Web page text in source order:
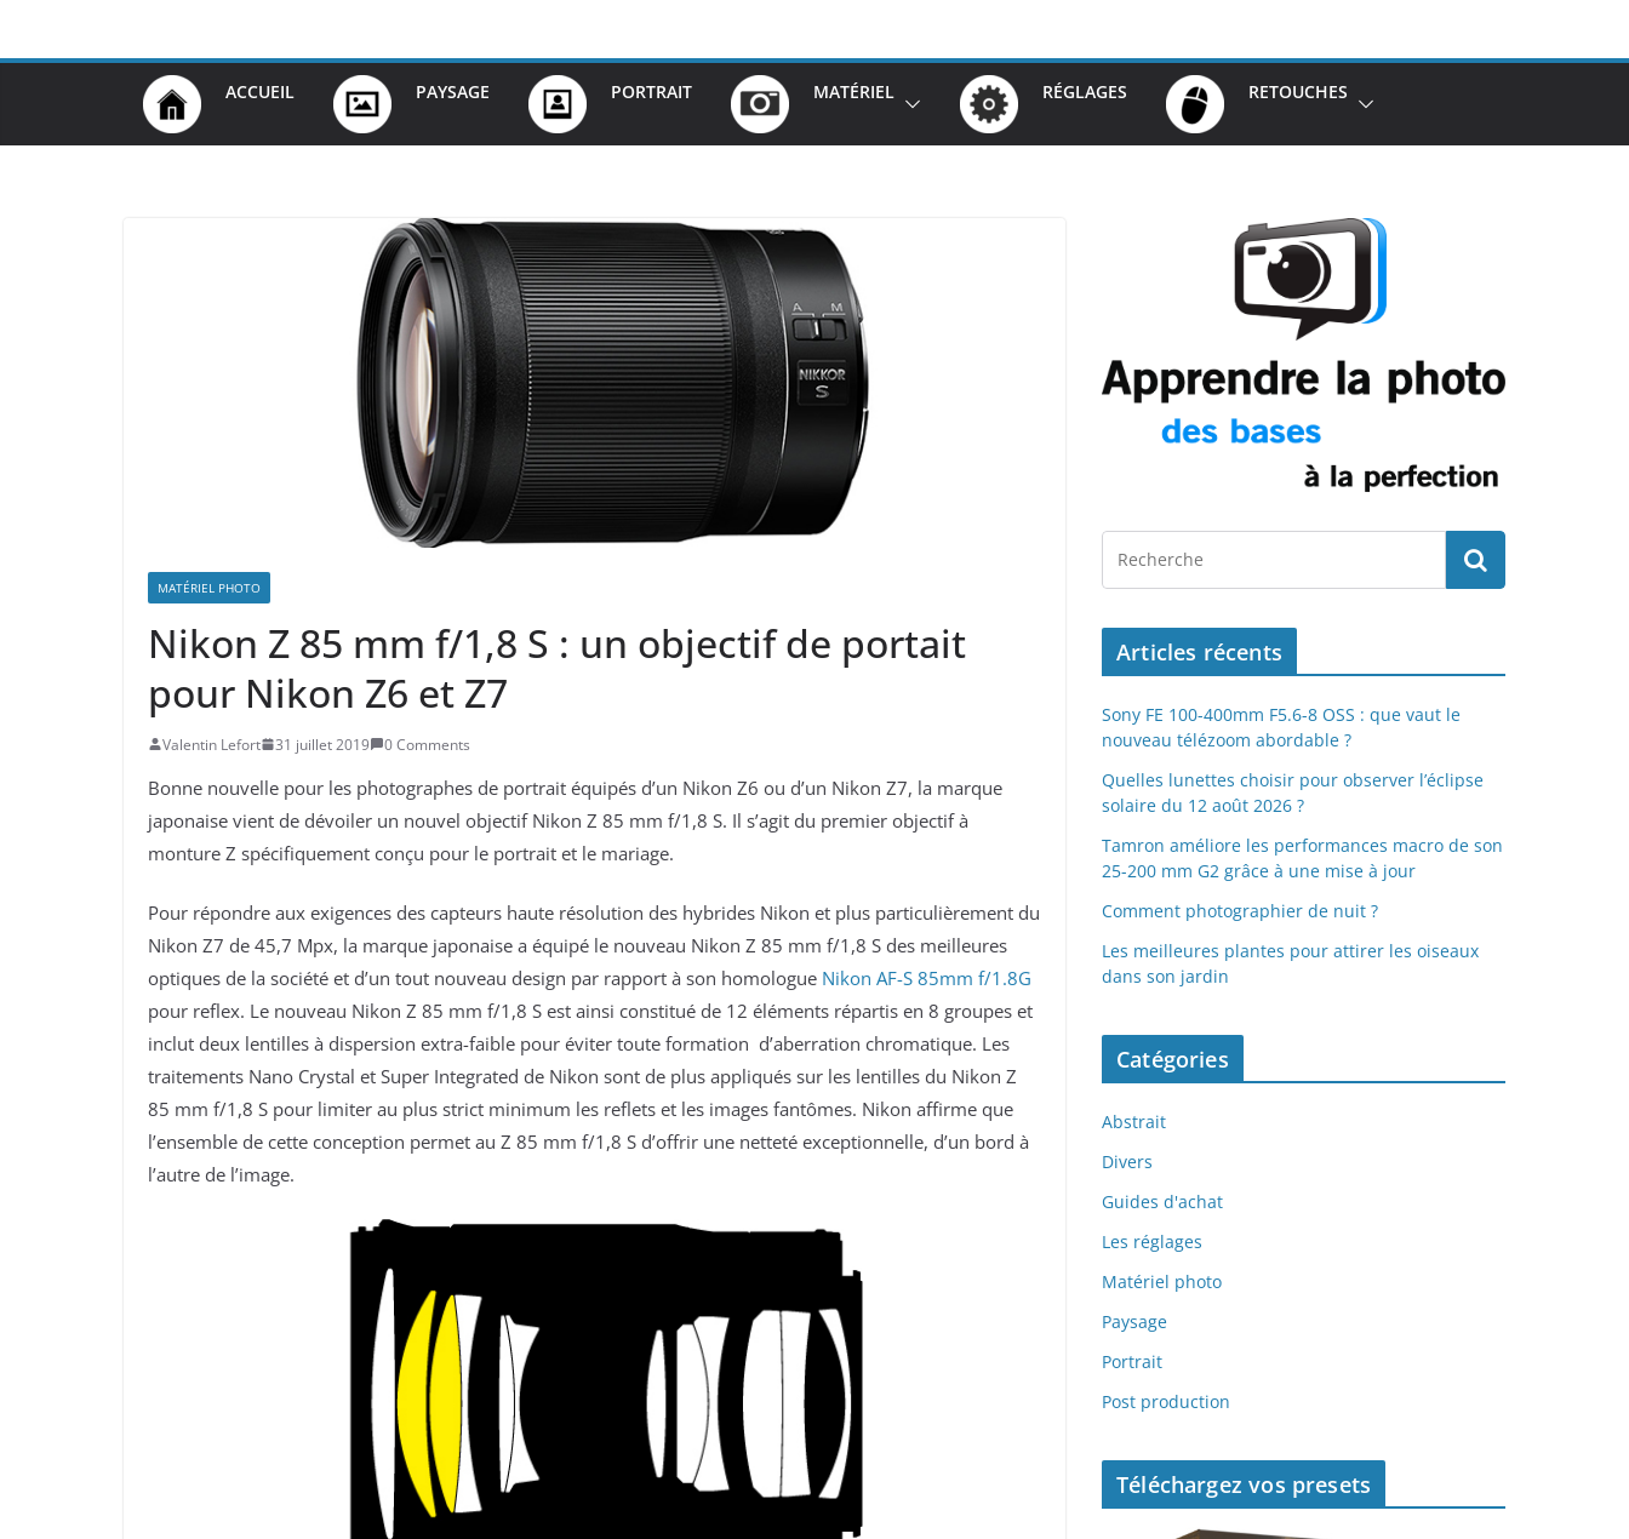
ACCUEIL PAYSAGE PORTRAIT MATÉRIEL RÉGLAGES RETOUCHES
MATÉRIEL PHOTO
Nikon Z 85 mm f/1,8 S : un objectif de portait
pour Nikon Z6 et Z7
Valentin Lefort 31 juillet 2019 0 Comments
Bonne nouvelle pour les photographes de portrait équipés d’un Nikon Z6 ou d’un Nikon Z7, la marque
japonaise vient de dévoiler un nouvel objectif Nikon Z 85 mm f/1,8 S. Il s’agit du premier objectif à
monture Z spécifiquement conçu pour le portrait et le mariage.
Pour répondre aux exigences des capteurs haute résolution des hybrides Nikon et plus particulièrement du
Nikon Z7 de 45,7 Mpx, la marque japonaise a équipé le nouveau Nikon Z 85 mm f/1,8 S des meilleures
optiques de la société et d’un tout nouveau design par rapport à son homologue Nikon AF-S 85mm f/1.8G
pour reflex. Le nouveau Nikon Z 85 mm f/1,8 S est ainsi constitué de 12 éléments répartis en 8 groupes et
inclut deux lentilles à dispersion extra-faible pour éviter toute formation d’aberration chromatique. Les
traitements Nano Crystal et Super Integrated de Nikon sont de plus appliqués sur les lentilles du Nikon Z
85 mm f/1,8 S pour limiter au plus strict minimum les reflets et les images fantômes. Nikon affirme que
l’ensemble de cette conception permet au Z 85 mm f/1,8 S d’offrir une netteté exceptionnelle, d’un bord à
l’autre de l’image.
Articles récents
Sony FE 100-400mm F5.6-8 OSS : que vaut le
nouveau télézoom abordable ?
Quelles lunettes choisir pour observer l’éclipse
solaire du 12 août 2026 ?
Tamron améliore les performances macro de son
25-200 mm G2 grâce à une mise à jour
Comment photographier de nuit ?
Les meilleures plantes pour attirer les oiseaux
dans son jardin
Catégories
Abstrait
Divers
Guides d'achat
Les réglages
Matériel photo
Paysage
Portrait
Post production
Téléchargez vos presets